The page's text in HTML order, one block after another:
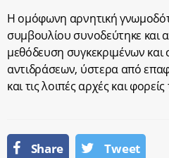
Η ομόφωνη αρνητική
συμβουλίου συνοδεύτηκε και
μεθόδευση συγκεκριμένων και
αντιδράσεων, ύστερα από
και τις λοιπές αρχές και
Share Tweet